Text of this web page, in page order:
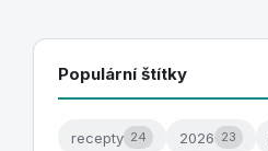
Populární štítky
recepty 24 2026 23